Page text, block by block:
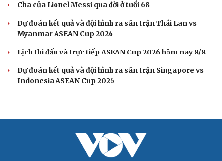
Kết quả ASEAN Cup 2026 hôm nay 8/8: Thái Lan
Kết quả bóng đá Việt Nam hôm nay 8/8: Phong Phú Hà